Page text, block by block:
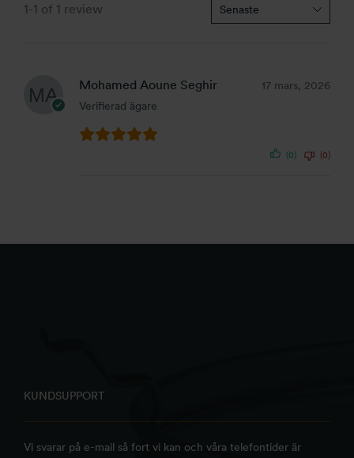
1-1 of 1 review
Mohamed Aoune Seghir
Verifierad ägare
17 mars, 2026
(0) (0)
KUNDSUPPORT
Vi svarar på e-mail så fort vi kan och våra telefontider är